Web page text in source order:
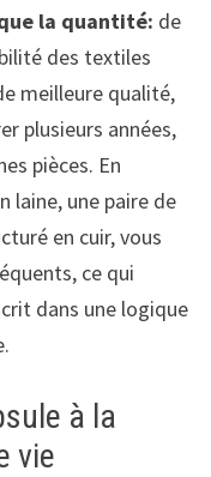
la quantité: de
des textiles
meilleure qualité,
plusieurs années,
pièces. En
laine, une paire de
en cuir, vous
ce qui
dans une logique
à la
vie